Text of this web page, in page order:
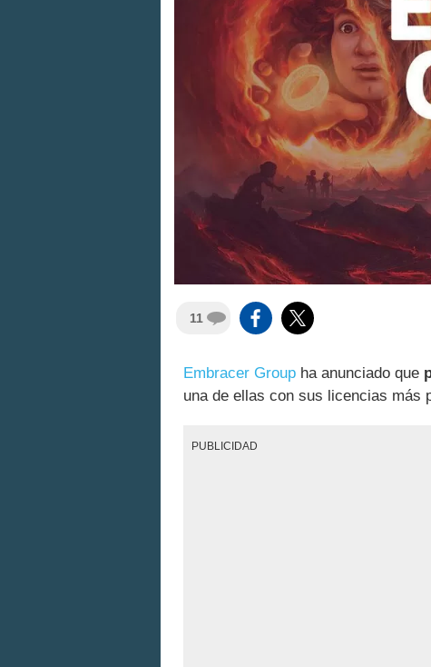
11
Embracer Group ha anunciado que
una de ellas con sus licencias más
PUBLICIDAD